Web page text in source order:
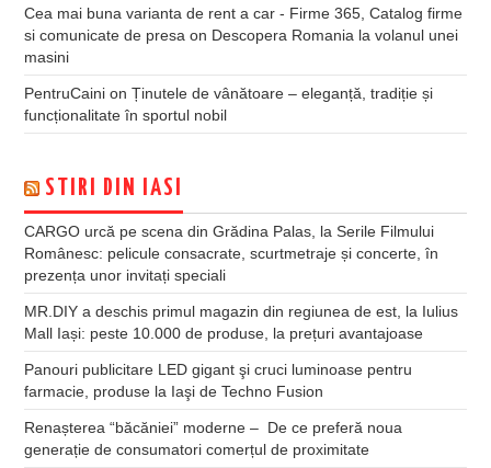
Cea mai buna varianta de rent a car - Firme 365, Catalog firme
si comunicate de presa on Descopera Romania la volanul unei
masini
PentruCaini onȚinutele de vânătoare – eleganță, tradiție și
funcționalitate în sportul nobil
STIRI DIN IASI
CARGO urcă pe scena din Grădina Palas, la Serile Filmului
Românesc: pelicule consacrate, scurtmetraje și concerte, în
prezența unor invitați speciali
MR.DIY a deschis primul magazin din regiunea de est, la Iulius
Mall Iași: peste 10.000 de produse, la prețuri avantajoase
Panouri publicitare LED gigant şi cruci luminoase pentru
farmacie, produse la Iaşi de Techno Fusion
Renașterea “băcăniei” moderne – De ce preferă noua
generație de consumatori comerțul de proximitate